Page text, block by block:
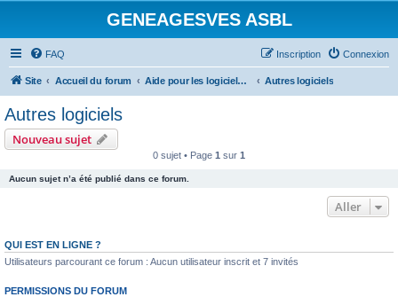
GENEAGESVES ASBL
FAQ Connexion
Inscription
Site Accueil du forum Aide pour les logiciels de généalogie Autres logiciels
Autres logiciels
Nouveau sujet
0 sujet • Page 1 sur 1
Aucun sujet n’a été publié dans ce forum.
Aller
QUI EST EN LIGNE ?
Utilisateurs parcourant ce forum : Aucun utilisateur inscrit et 7 invités
PERMISSIONS DU FORUM